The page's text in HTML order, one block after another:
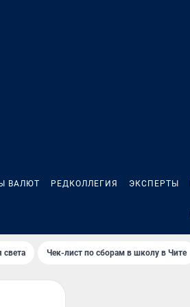
ВАЛЮТ РЕДКОЛЛЕГИЯ ЭКСПЕРТЫ
света Чек-лист по сборам в школу в Чите